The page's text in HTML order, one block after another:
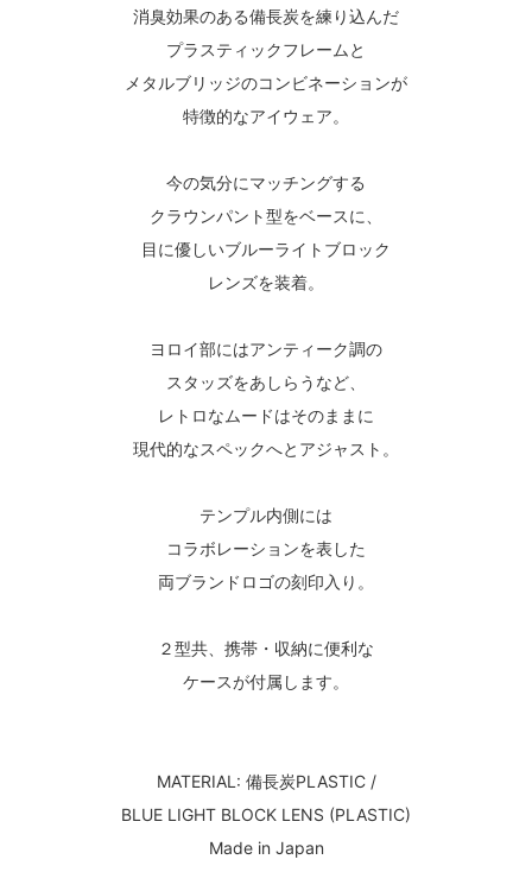
消臭効果のある備長炭を練り込んだ
プラスティックフレームと
メタルブリッジのコンビネーションが
特徴的なアイウェア。
今の気分にマッチングする
クラウンパント型をベースに、
目に優しいブルーライトブロック
レンズを装着。
ヨロイ部にはアンティーク調の
スタッズをあしらうなど、
レトロなムードはそのままに
現代的なスペックへとアジャスト。
テンプル内側には
コラボレーションを表した
両ブランドロゴの刻印入り。
２型共、携帯・収納に便利な
ケースが付属します。
MATERIAL: 備長炭PLASTIC /
BLUE LIGHT BLOCK LENS (PLASTIC)
Made in Japan